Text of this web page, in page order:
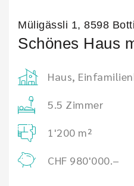
Müligässli 1, 8598
Schönes Haus
Haus,
5.5 Zimmer
1'200 m²
CHF 980'000.–